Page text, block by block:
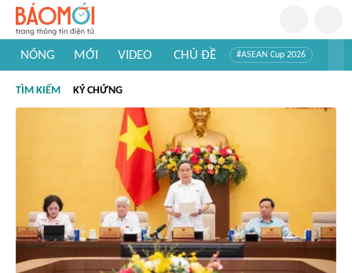
NÓNG MỚI VIDEO CHỦ ĐỀ #ASEAN Cup 2026
#Khám phá thế giới
TÌM KIẾM KÝ CHỨNG